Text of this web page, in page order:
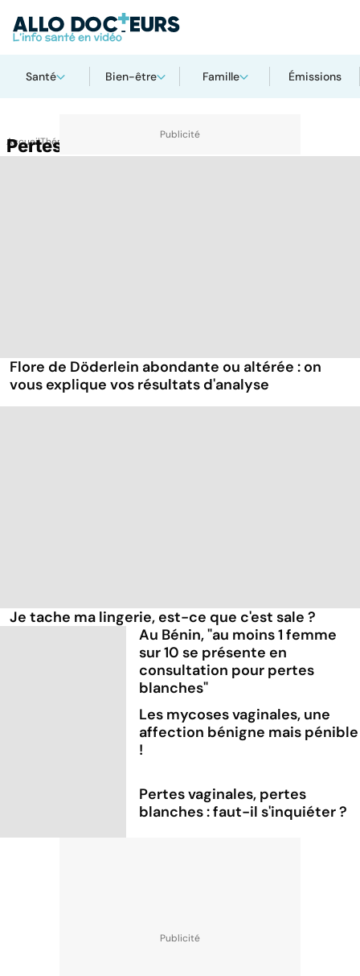
Santé Bien-être Famille Émissions
AccueilThématiques
Pertes blanches
Flore de Döderlein abondante ou altérée : on
vous explique vos résultats d'analyse
Je tache ma lingerie, est-ce que c'est sale ?
Au Bénin, "au moins 1 femme
sur 10 se présente en
consultation pour pertes
blanches"
Les mycoses vaginales, une
affection bénigne mais pénible
!
Pertes vaginales, pertes
blanches : faut-il s'inquiéter ?